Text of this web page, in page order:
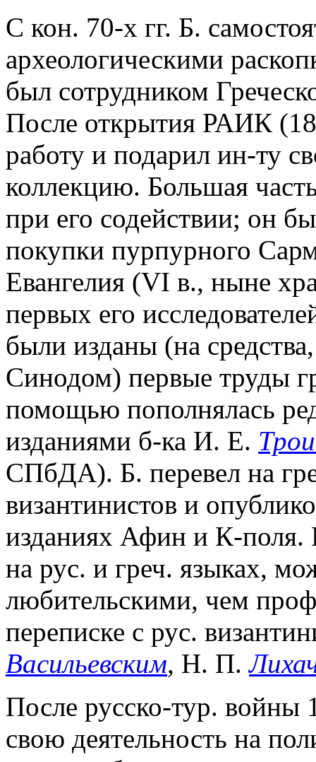
С кон. 70-х гг. Б.
археологическими
был сотрудником
После открытия РАИК
работу и подарил ин-ту
коллекцию. Большая
при его содействии; он
покупки пурпурного
Евангелия (VI в., ныне
первых его
были изданы (на
Синодом) первые труды
помощью пополнялась
изданиями б-ка И. Е.
СПбДА). Б. перевел на
византинистов и
изданиях Афин и К-поля.
на рус. и греч. языках,
любительскими, чем
переписке с рус.
Васильевским, Н. П.
После русско-тур. войны
свою деятельность на